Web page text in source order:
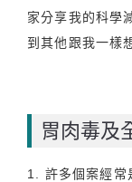
家分享我的科學
到其他跟我一樣
胃肉毒及
1. 許多個案經常